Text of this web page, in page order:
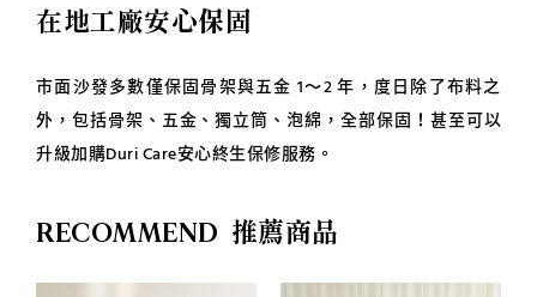
在地工廠安心保固
市面沙發多數僅保固骨架與五金 1～2 年，度日除了布料之
外，包括骨架、五金、獨立筒、泡綿，全部保固！甚至可以
升級加購Duri Care安心終生保修服務。
RECOMMEND 推薦商品